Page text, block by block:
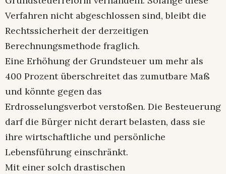
Verfahren nicht abgeschlossen sind, bleibt die
Rechtssicherheit der derzeitigen
Berechnungsmethode fraglich.
Eine Erhöhung der Grundsteuer um mehr als
400 Prozent überschreitet das zumutbare Maß
und könnte gegen das
Erdrosselungsverbot verstoßen. Die Besteuerung
darf die Bürger nicht derart belasten, dass sie
ihre wirtschaftliche und persönliche
Lebensführung einschränkt.
Mit einer solch drastischen